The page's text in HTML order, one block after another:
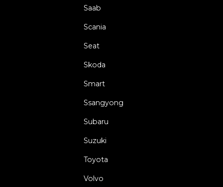
Saab
Scania
Seat
Skoda
Smart
Ssangyong
Subaru
Suzuki
Toyota
Volvo